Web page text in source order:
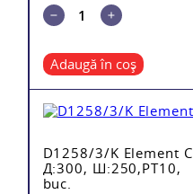
Adaugă în coș
D1258/3/K Element C
Д:300, Ш:250,PT10,
buc.